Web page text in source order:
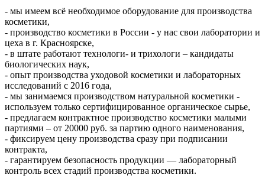
- мы имеем всё необходимое оборудование для производства
косметики,
- производство косметики в России - у нас свои лаборатории и
цеха в г. Красноярске,
- в штате работают технологи- и трихологи – кандидаты
биологических наук,
- опыт производства уходовой косметики и лабораторных
исследований с 2016 года,
- мы занимаемся производством натуральной косметики -
используем только сертифицированное органическое сырье,
- предлагаем контрактное производство косметики малыми
партиями – от 20000 руб. за партию одного наименования,
- фиксируем цену производства сразу при подписании
контракта,
- гарантируем безопасность продукции — лабораторный
контроль всех стадий производства косметики.